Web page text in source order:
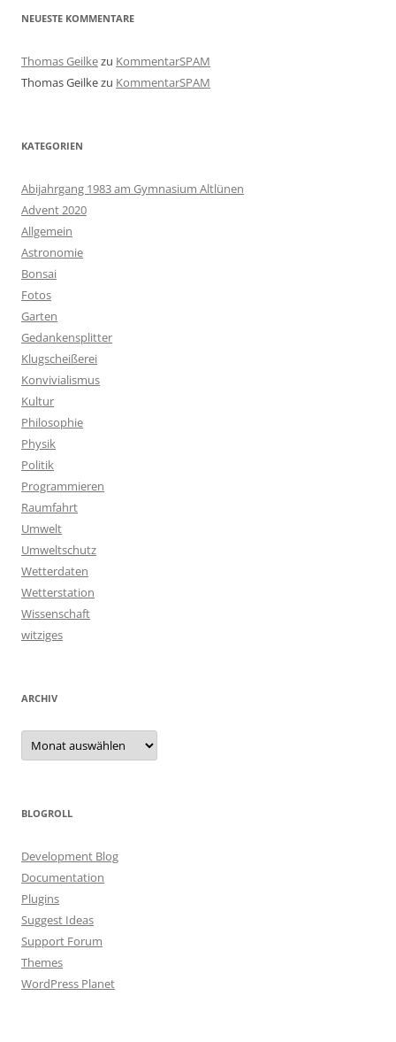
NEUESTE KOMMENTARE
Thomas Geilkezu KommentarSPAM
Thomas Geilkezu KommentarSPAM
KATEGORIEN
Abijahrgang 1983 am Gymnasium Altlünen
Advent 2020
Allgemein
Astronomie
Bonsai
Fotos
Garten
Gedankensplitter
Klugscheißerei
Konvivialismus
Kultur
Philosophie
Physik
Politik
Programmieren
Raumfahrt
Umwelt
Umweltschutz
Wetterdaten
Wetterstation
Wissenschaft
witziges
ARCHIV
Archiv
BLOGROLL
Development Blog
Documentation
Plugins
Suggest Ideas
Support Forum
Themes
WordPress Planet